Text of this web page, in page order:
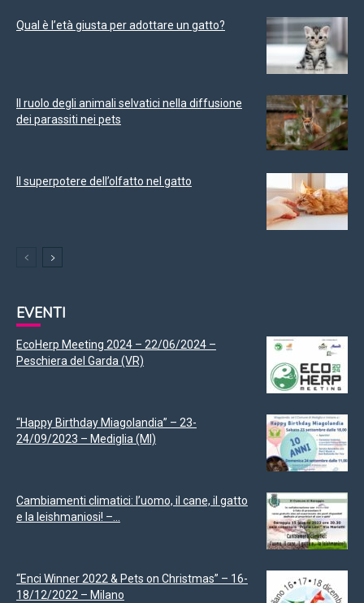
Qual è l’età giusta per adottare un gatto?
Il ruolo degli animali selvatici nella diffusione
dei parassiti nei pets
Il superpotere dell’olfatto nel gatto
EVENTI
EcoHerp Meeting 2024 – 22/06/2024 –
Peschiera del Garda (VR)
“Happy Birthday Miagolandia” – 23-
24/09/2023 – Mediglia (MI)
Cambiamenti climatici: l’uomo, il cane, il gatto
e la leishmaniosi! –...
“Enci Winner 2022 & Pets on Christmas” – 16-
18/12/2022 – Milano